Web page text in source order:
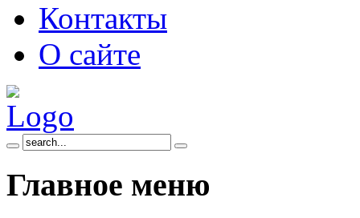
Контакты
О сайте
Главное меню